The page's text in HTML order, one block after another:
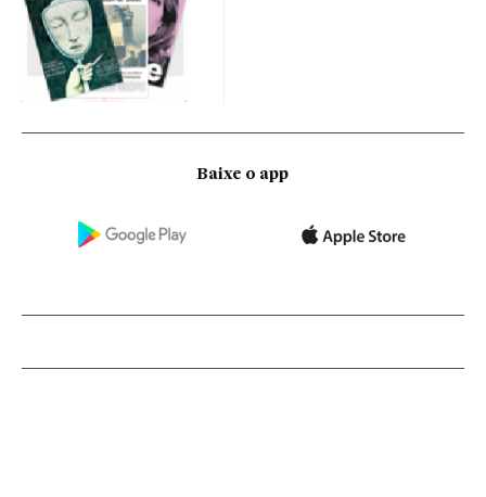
Baixe o app